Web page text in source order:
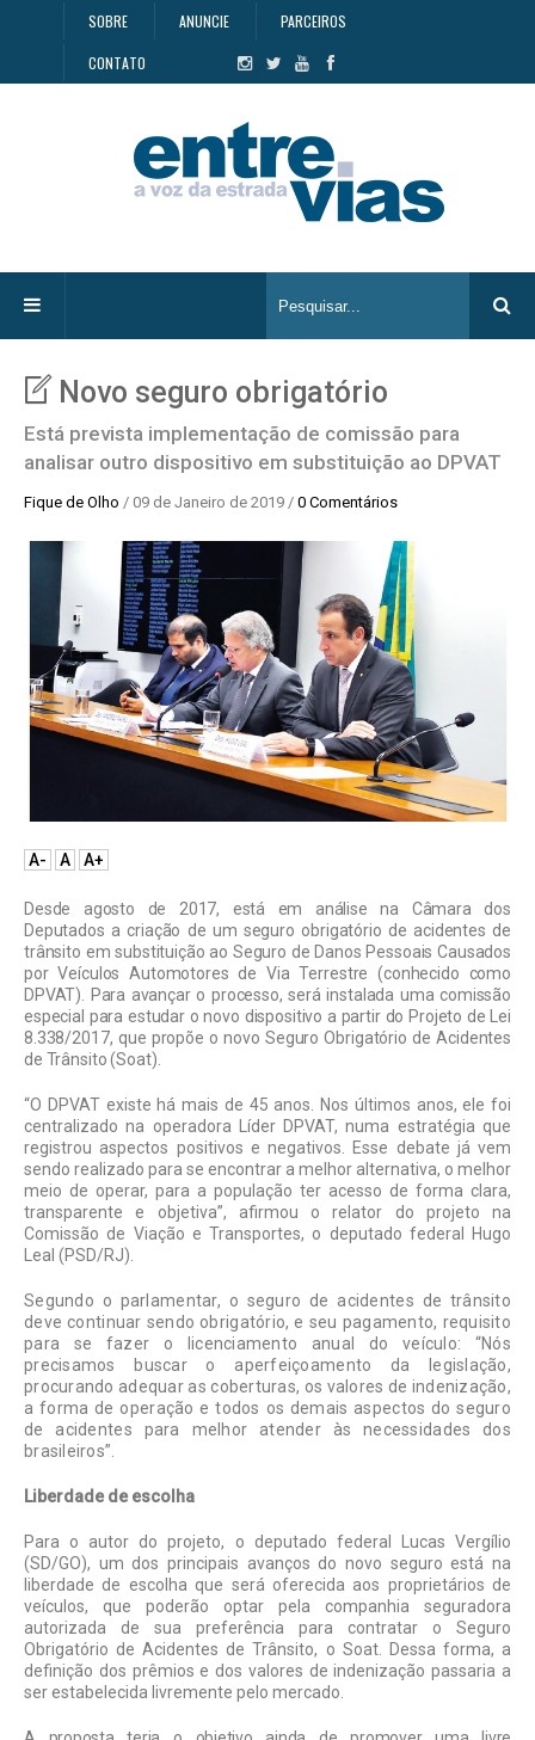
SOBRE ANUNCIE PARCEIROS
CONTATO
Novo seguro obrigatório
Está prevista implementação de comissão para
analisar outro dispositivo em substituição ao DPVAT
Fique de Olho / 09 de Janeiro de 2019 / 0 Comentários
A- A A+
Desde agosto de 2017, está em análise na Câmara dos
Deputados a criação de um seguro obrigatório de acidentes de
trânsito em substituição ao Seguro de Danos Pessoais Causados
por Veículos Automotores de Via Terrestre (conhecido como
DPVAT). Para avançar o processo, será instalada uma comissão
especial para estudar o novo dispositivo a partir do Projeto de Lei
8.338/2017, que propõe o novo Seguro Obrigatório de Acidentes
de Trânsito (Soat).
“O DPVAT existe há mais de 45 anos. Nos últimos anos, ele foi
centralizado na operadora Líder DPVAT, numa estratégia que
registrou aspectos positivos e negativos. Esse debate já vem
sendo realizado para se encontrar a melhor alternativa, o melhor
meio de operar, para a população ter acesso de forma clara,
transparente e objetiva”, afirmou o relator do projeto na
Comissão de Viação e Transportes, o deputado federal Hugo
Leal (PSD/RJ).
Segundo o parlamentar, o seguro de acidentes de trânsito
deve continuar sendo obrigatório, e seu pagamento, requisito
para se fazer o licenciamento anual do veículo: “Nós
precisamos buscar o aperfeiçoamento da legislação,
procurando adequar as coberturas, os valores de indenização,
a forma de operação e todos os demais aspectos do seguro
de acidentes para melhor atender às necessidades dos
brasileiros”.
Liberdade de escolha
Para o autor do projeto, o deputado federal Lucas Vergílio
(SD/GO), um dos principais avanços do novo seguro está na
liberdade de escolha que será oferecida aos proprietários de
veículos, que poderão optar pela companhia seguradora
autorizada de sua preferência para contratar o Seguro
Obrigatório de Acidentes de Trânsito, o Soat. Dessa forma, a
definição dos prêmios e dos valores de indenização passaria a
ser estabelecida livremente pelo mercado.